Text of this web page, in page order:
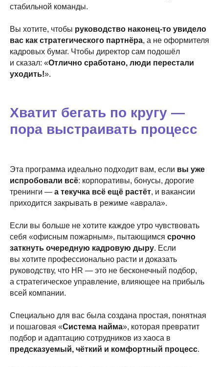
стабильной команды.
Вы хотите, чтобы руководство наконец-то увидело
вас как стратегического партнёра, а не оформителя
кадровых бумаг. Чтобы директор сам подошёл
и сказал: «Отлично сработано, люди перестали
уходить!».
Хватит бегать по кругу —
пора выстраивать процесс
Эта программа идеально подходит вам, если вы уже
испробовали всё: корпоративы, бонусы, дорогие
тренинги — а текучка всё ещё растёт, и вакансии
приходится закрывать в режиме «аврала».
Если вы больше не хотите каждое утро чувствовать
себя «офисным пожарным», пытающимся срочно
заткнуть очередную кадровую дыру. Если
вы хотите профессионально расти и доказать
руководству, что HR — это не бесконечный подбор,
а стратегическое управление, влияющее на прибыль
всей компании.
Специально для вас была создана простая, понятная
и пошаговая «Система найма», которая превратит
подбор и адаптацию сотрудников из хаоса в
предсказуемый, чёткий и комфортный процесс.